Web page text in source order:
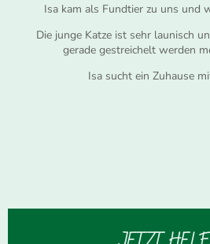
Isa kam als Fundtier zu uns und
Die junge Katze ist sehr launisch
gerade gestreichelt werden
Isa sucht ein Zuhause